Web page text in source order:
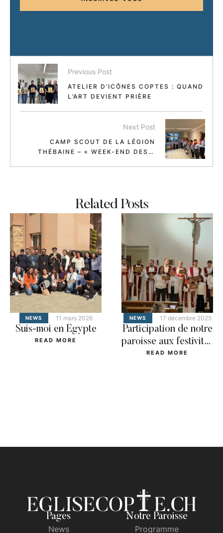
Previous Post
ATELIER D’ICÔNES COPTES : QUAND
L’ART DEVIENT PRIÈRE
Next Post
CAMP SCOUT DE LA LÉGION
THÉBAINE – « WEEK-END DES 5
Related Posts
NEWS 11 mars 2026
Suis-moi en Égypte
READ MORE
Les Coptes
Les Rites Coptes
Dons